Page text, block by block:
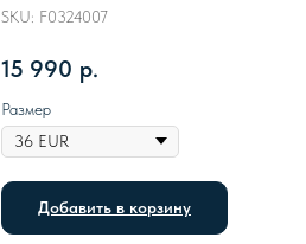
SKU: F0324007
15 990 р.
Размер
Добавить в корзину